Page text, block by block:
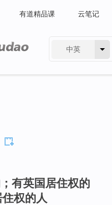
有道精品课 云笔记
中英
有英国居住权的
权的人